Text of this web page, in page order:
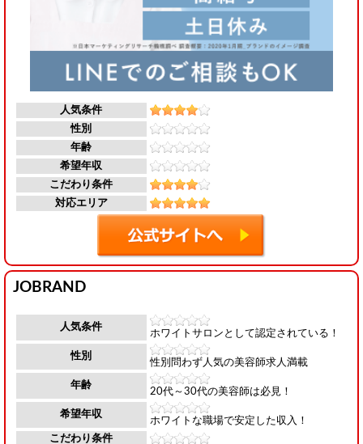
人気条件
性別
年齢
希望年収
こだわり条件
対応エリア
JOBRAND
人気条件
ホワイトサロンとして認定されている！
性別
性別問わず人気の美容師求人満載
年齢
20代～30代の美容師は必見！
希望年収
ホワイトな職場で安定した収入！
こだわり条件